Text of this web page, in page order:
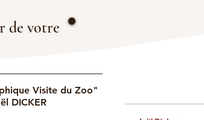
de votre
Visite du Zoo"
DICKER